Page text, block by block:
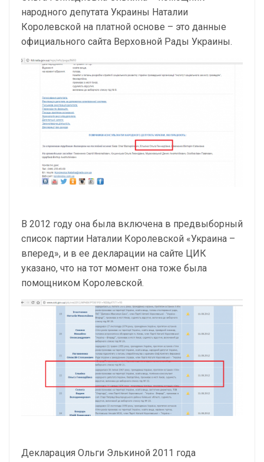
народного депутата Украины Наталии
Королевской на платной основе – это данные
официального сайта Верховной Рады Украины.
В 2012 году она была включена в предвыборный
список партии Наталии Королевской «Украина –
вперед», и в ее декларации на сайте ЦИК
указано, что на тот момент она тоже была
помощником Королевской.
Декларация Ольги Элькиной 2011 года